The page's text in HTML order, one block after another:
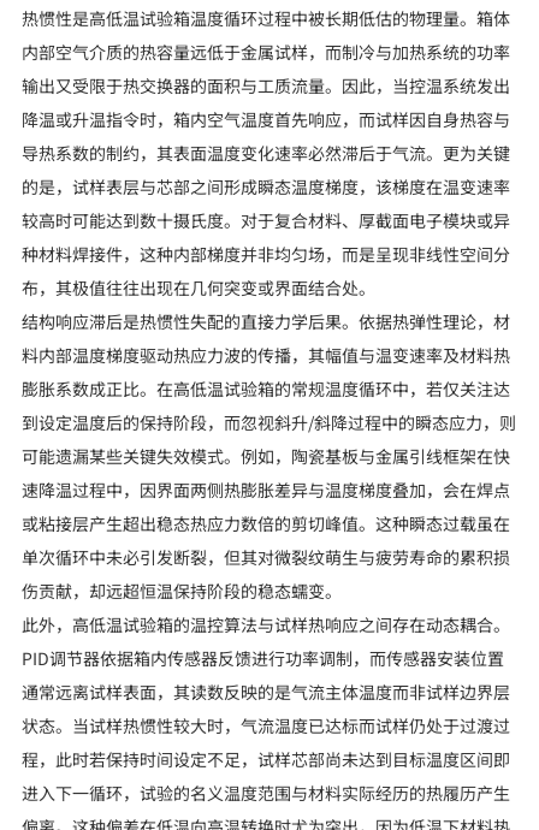
热惯性是高低温试验箱温度循环过程中被长期低估的物理量。箱体
内部空气介质的热容量远低于金属试样，而制冷与加热系统的功率
输出又受限于热交换器的面积与工质流量。因此，当控温系统发出
降温或升温指令时，箱内空气温度首先响应，而试样因自身热容与
导热系数的制约，其表面温度变化速率必然滞后于气流。更为关键
的是，试样表层与芯部之间形成瞬态温度梯度，该梯度在温变速率
较高时可能达到数十摄氏度。对于复合材料、厚截面电子模块或异
种材料焊接件，这种内部梯度并非均匀场，而是呈现非线性空间分
布，其极值往往出现在几何突变或界面结合处。
结构响应滞后是热惯性失配的直接力学后果。依据热弹性理论，材
料内部温度梯度驱动热应力波的传播，其幅值与温变速率及材料热
膨胀系数成正比。在高低温试验箱的常规温度循环中，若仅关注达
到设定温度后的保持阶段，而忽视斜升/斜降过程中的瞬态应力，则
可能遗漏某些关键失效模式。例如，陶瓷基板与金属引线框架在快
速降温过程中，因界面两侧热膨胀差异与温度梯度叠加，会在焊点
或粘接层产生超出稳态热应力数倍的剪切峰值。这种瞬态过载虽在
单次循环中未必引发断裂，但其对微裂纹萌生与疲劳寿命的累积损
伤贡献，却远超恒温保持阶段的稳态蠕变。
此外，高低温试验箱的温控算法与试样热响应之间存在动态耦合。
PID调节器依据箱内传感器反馈进行功率调制，而传感器安装位置
通常远离试样表面，其读数反映的是气流主体温度而非试样边界层
状态。当试样热惯性较大时，气流温度已达标而试样仍处于过渡过
程，此时若保持时间设定不足，试样芯部尚未达到目标温度区间即
进入下一循环，试验的名义温度范围与材料实际经历的热履历产生